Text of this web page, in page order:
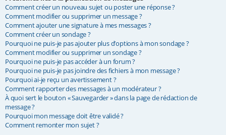
Comment créer un nouveau sujet ou poster une réponse ?
Comment modifier ou supprimer un message ?
Comment ajouter une signature à mes messages ?
Comment créer un sondage ?
Pourquoi ne puis-je pas ajouter plus d’options à mon sondage ?
Comment modifier ou supprimer un sondage ?
Pourquoi ne puis-je pas accéder à un forum ?
Pourquoi ne puis-je pas joindre des fichiers à mon message ?
Pourquoi ai-je reçu un avertissement ?
Comment rapporter des messages à un modérateur ?
À quoi sert le bouton « Sauvegarder » dans la page de rédaction de
message ?
Pourquoi mon message doit être validé ?
Comment remonter mon sujet ?